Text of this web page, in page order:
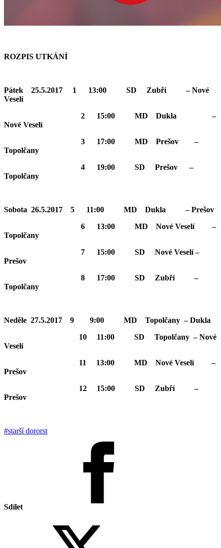
ROZPIS UTKÁNÍ
Pátek 25.5.2017 1 13:00 SD Zubří – Nové
Veselí
2 15:00 MD Dukla –
Nové Veselí
3 17:00 MD Prešov –
Topolčany
4 19:00 SD Prešov –
Topolčany
Sobota 26.5.2017 5 11:00 MD Dukla – Prešov
6 13:00 MD Nové Veselí –
Topolčany
7 15:00 SD Nové Veselí –
Prešov
8 17:00 SD Zubří –
Topolčany
Neděle 27.5.2017 9 9:00 MD Topolčany – Dukla
10 11:00 SD Topolčany – Nové
Veselí
11 13:00 MD Nové Veselí –
Prešov
12 15:00 SD Zubří –
Prešov
#starší dororst
Sdílet